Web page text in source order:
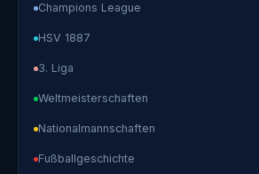
Champions League
HSV 1887
3. Liga
Weltmeisterschaften
Nationalmannschaften
Fußballgeschichte